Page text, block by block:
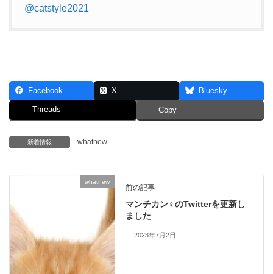
@catstyle2021
Facebook X Bluesky
Threads Copy
新着情報 whatnew
whatnew
前の記事
マンチカン♀のTwitterを更新し
ました
2023年7月2日